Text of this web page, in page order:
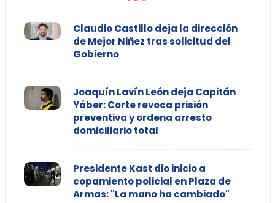
Claudio Castillo deja la dirección
de Mejor Niñez tras solicitud del
Gobierno
Joaquín Lavín León deja Capitán
Yáber: Corte revoca prisión
preventiva y ordena arresto
domiciliario total
Presidente Kast dio inicio a
copamiento policial en Plaza de
Armas: "La mano ha cambiado"